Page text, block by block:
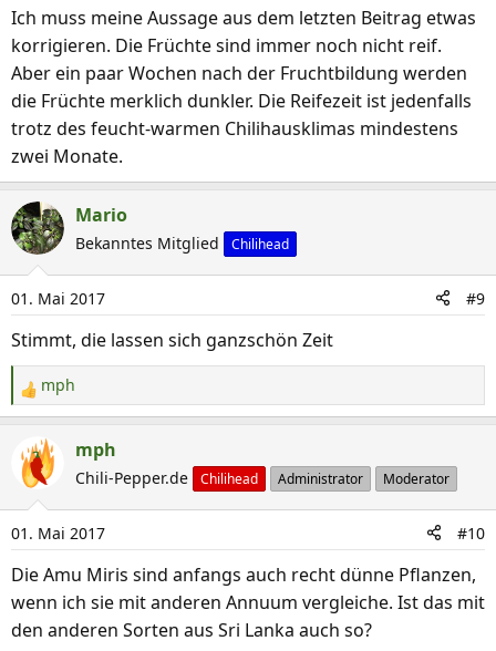
Ich muss meine Aussage aus dem letzten Beitrag etwas
korrigieren. Die Früchte sind immer noch nicht reif.
Aber ein paar Wochen nach der Fruchtbildung werden
die Früchte merklich dunkler. Die Reifezeit ist jedenfalls
trotz des feucht-warmen Chilihausklimas mindestens
zwei Monate.
Mario
Bekanntes Mitglied Chilihead
01. Mai 2017 #9
Stimmt, die lassen sich ganzschön Zeit
R
e
a
k
i
o
n
n
:
mph
mph
Chili-Pepper.de Chilihead Administrator Moderator
01. Mai 2017 #10
Die Amu Miris sind anfangs auch recht dünne Pflanzen,
wenn ich sie mit anderen Annuum vergleiche. Ist das mit
den anderen Sorten aus Sri Lanka auch so?